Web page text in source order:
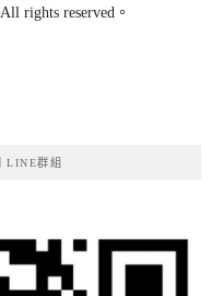
rights reserved。
LINE群組